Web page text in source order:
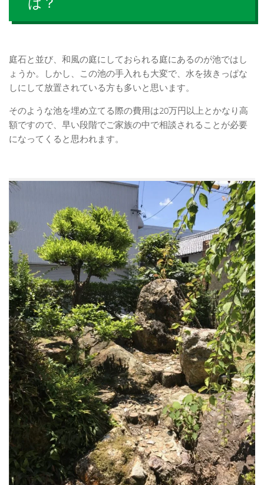
庭石と並び、和風の庭にしておられる庭にあるのが池ではし
ょうか。しかし、この池の手入れも大変で、水を抜きっぱな
しにして放置されている方も多いと思います。
そのような池を埋め立てる際の費用は20万円以上とかなり高
額ですので、早い段階でご家族の中で相談されることが必要
になってくると思われます。